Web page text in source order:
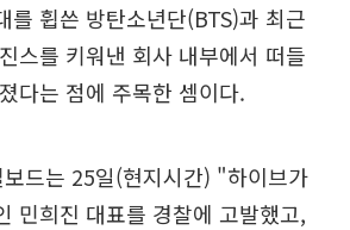
를 휩쓴 방탄소년단(BTS)과 최근
스를 키워낸 회사 내부에서 떠들
다는 점에 주목한 셈이다.
드는 25일(현지시간) "하이브가
민희진 대표를 경찰에 고발했고,